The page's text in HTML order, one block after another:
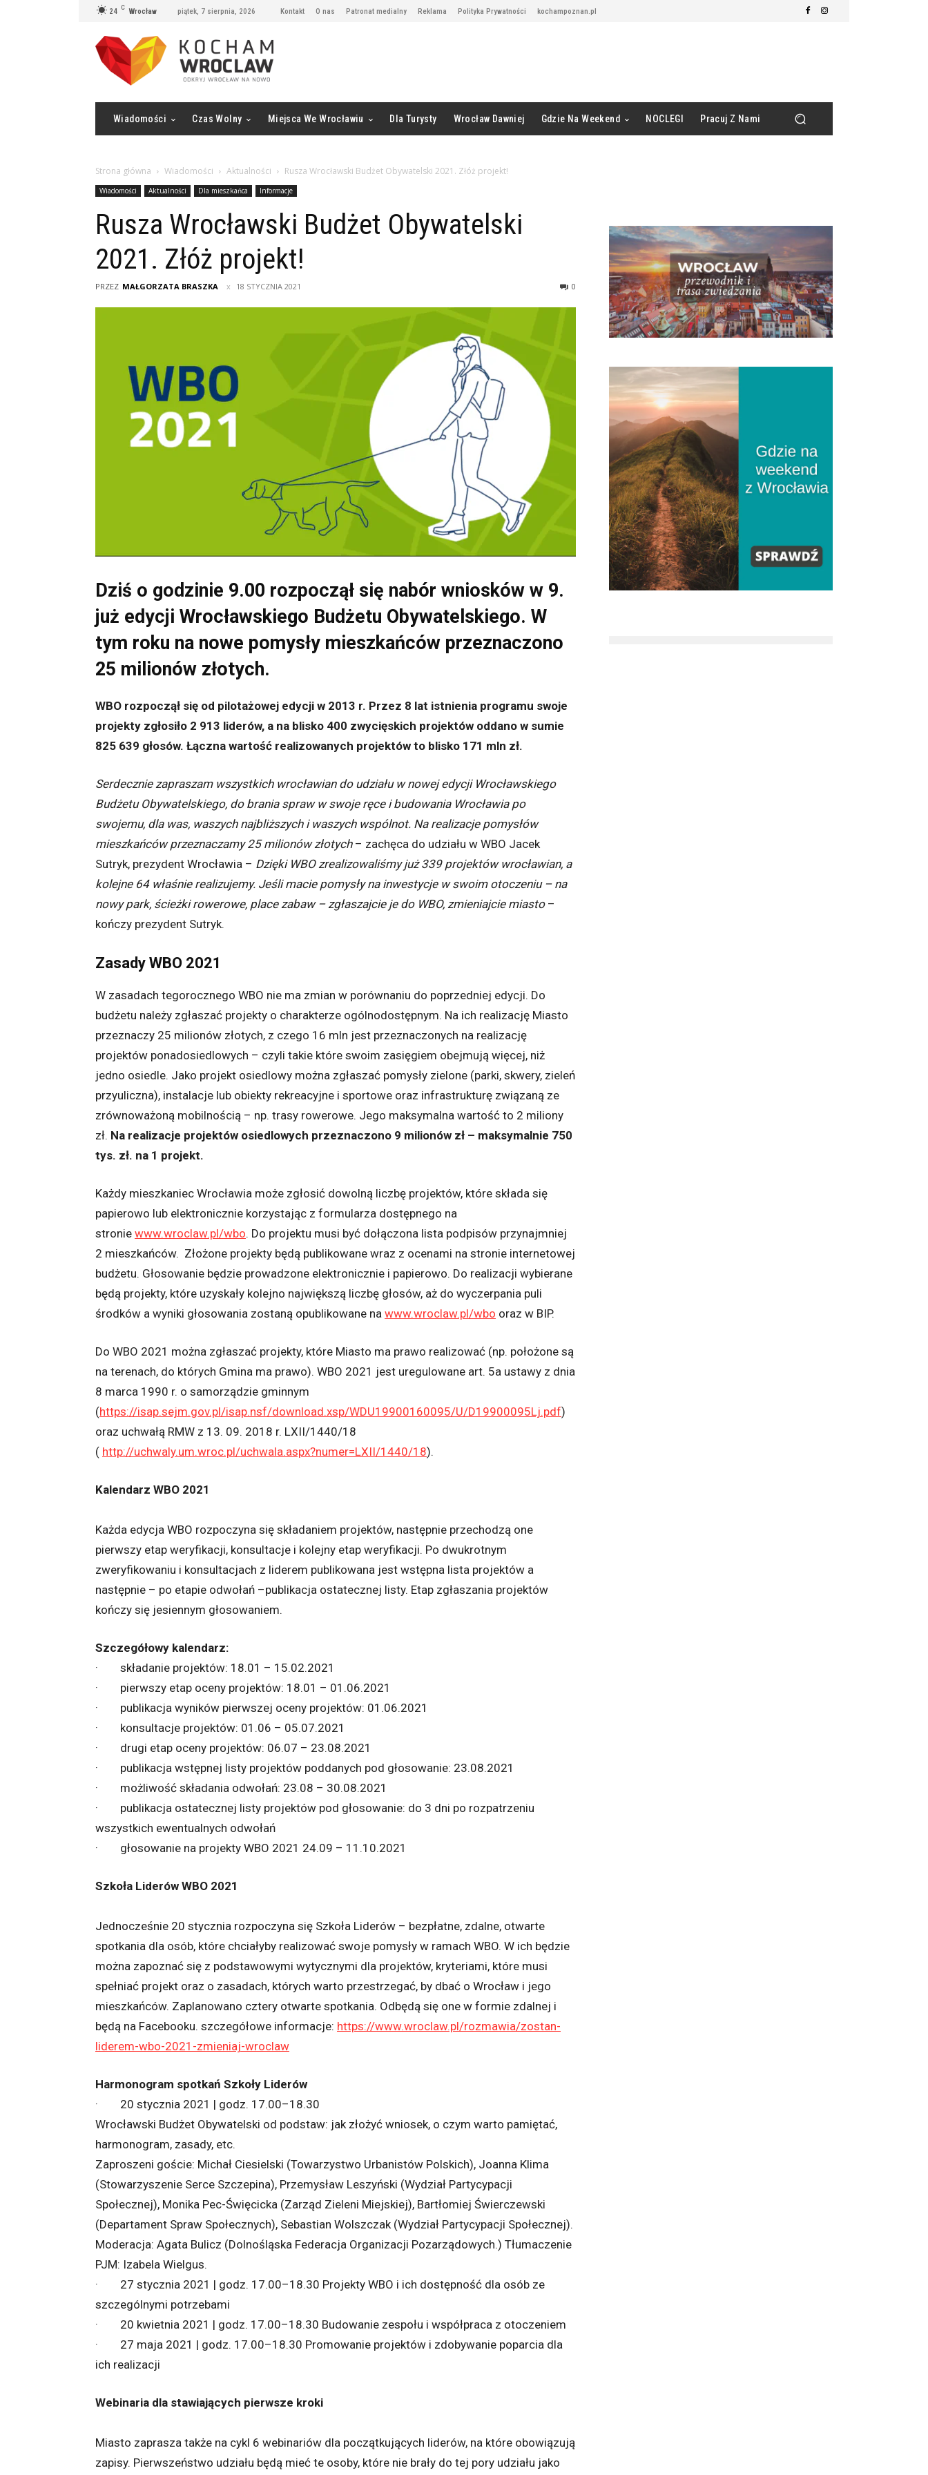
24 C Wrocław piątek, 7 sierpnia, 2026 Kontakt O nas Patronat medialny Reklama Polityka Prywatności kochampoznan.pl
Wiadomości Czas Wolny Miejsca We Wrocławiu Dla Turysty Wrocław Dawniej Gdzie Na Weekend NOCLEGI Pracuj Z Nami
Strona główna Wiadomości Aktualności Rusza Wrocławski Budżet Obywatelski 2021. Złóż projekt!
Wiadomości Aktualności Dla mieszkańca Informacje
Rusza Wrocławski Budżet Obywatelski
2021. Złóż projekt!
PRZEZ MAŁGORZATA BRASZKA 18 STYCZNIA 2021 0
Dziś o godzinie 9.00 rozpoczął się nabór wniosków w 9.
już edycji Wrocławskiego Budżetu Obywatelskiego. W
tym roku na nowe pomysły mieszkańców przeznaczono
25 milionów złotych.
WBO rozpoczął się od pilotażowej edycji w 2013 r. Przez 8 lat istnienia programu swoje
projekty zgłosiło 2 913 liderów, a na blisko 400 zwycięskich projektów oddano w sumie
825 639 głosów. Łączna wartość realizowanych projektów to blisko 171 mln zł.
Serdecznie zapraszam wszystkich wrocławian do udziału w nowej edycji Wrocławskiego
Budżetu Obywatelskiego, do brania spraw w swoje ręce i budowania Wrocławia po
swojemu, dla was, waszych najbliższych i waszych wspólnot. Na realizacje pomysłów
mieszkańców przeznaczamy 25 milionów złotych– zachęca do udziału w WBO Jacek
Sutryk, prezydent Wrocławia – Dzięki WBO zrealizowaliśmy już 339 projektów wrocławian, a
kolejne 64 właśnie realizujemy. Jeśli macie pomysły na inwestycje w swoim otoczeniu – na
nowy park, ścieżki rowerowe, place zabaw – zgłaszajcie je do WBO, zmieniajcie miasto–
kończy prezydent Sutryk.
Zasady WBO 2021
W zasadach tegorocznego WBO nie ma zmian w porównaniu do poprzedniej edycji. Do
budżetu należy zgłaszać projekty o charakterze ogólnodostępnym. Na ich realizację Miasto
przeznaczy 25 milionów złotych, z czego 16 mln jest przeznaczonych na realizację
projektów ponadosiedlowych – czyli takie które swoim zasięgiem obejmują więcej, niż
jedno osiedle. Jako projekt osiedlowy można zgłaszać pomysły zielone (parki, skwery, zieleń
przyuliczna), instalacje lub obiekty rekreacyjne i sportowe oraz infrastrukturę związaną ze
zrównoważoną mobilnością – np. trasy rowerowe. Jego maksymalna wartość to 2 miliony
zł. Na realizacje projektów osiedlowych przeznaczono 9 milionów zł – maksymalnie 750
tys. zł. na 1 projekt.
Każdy mieszkaniec Wrocławia może zgłosić dowolną liczbę projektów, które składa się
papierowo lub elektronicznie korzystając z formularza dostępnego na
stronie www.wroclaw.pl/wbo. Do projektu musi być dołączona lista podpisów przynajmniej
2 mieszkańców. Złożone projekty będą publikowane wraz z ocenami na stronie internetowej
budżetu. Głosowanie będzie prowadzone elektronicznie i papierowo. Do realizacji wybierane
będą projekty, które uzyskały kolejno największą liczbę głosów, aż do wyczerpania puli
środków a wyniki głosowania zostaną opublikowane na www.wroclaw.pl/wbo oraz w BIP.
Do WBO 2021 można zgłaszać projekty, które Miasto ma prawo realizować (np. położone są
na terenach, do których Gmina ma prawo). WBO 2021 jest uregulowane art. 5a ustawy z dnia
8 marca 1990 r. o samorządzie gminnym
(https://isap.sejm.gov.pl/isap.nsf/download.xsp/WDU19900160095/U/D19900095Lj.pdf)
oraz uchwałą RMW z 13. 09. 2018 r. LXII/1440/18
( http://uchwaly.um.wroc.pl/uchwala.aspx?numer=LXII/1440/18).
Kalendarz WBO 2021
Każda edycja WBO rozpoczyna się składaniem projektów, następnie przechodzą one
pierwszy etap weryfikacji, konsultacje i kolejny etap weryfikacji. Po dwukrotnym
zweryfikowaniu i konsultacjach z liderem publikowana jest wstępna lista projektów a
następnie – po etapie odwołań –publikacja ostatecznej listy. Etap zgłaszania projektów
kończy się jesiennym głosowaniem.
Szczegółowy kalendarz:
· składanie projektów: 18.01 – 15.02.2021
· pierwszy etap oceny projektów: 18.01 – 01.06.2021
· publikacja wyników pierwszej oceny projektów: 01.06.2021
· konsultacje projektów: 01.06 – 05.07.2021
· drugi etap oceny projektów: 06.07 – 23.08.2021
· publikacja wstępnej listy projektów poddanych pod głosowanie: 23.08.2021
· możliwość składania odwołań: 23.08 – 30.08.2021
· publikacja ostatecznej listy projektów pod głosowanie: do 3 dni po rozpatrzeniu
wszystkich ewentualnych odwołań
· głosowanie na projekty WBO 2021 24.09 – 11.10.2021
Szkoła Liderów WBO 2021
Jednocześnie 20 stycznia rozpoczyna się Szkoła Liderów – bezpłatne, zdalne, otwarte
spotkania dla osób, które chciałyby realizować swoje pomysły w ramach WBO. W ich będzie
można zapoznać się z podstawowymi wytycznymi dla projektów, kryteriami, które musi
spełniać projekt oraz o zasadach, których warto przestrzegać, by dbać o Wrocław i jego
mieszkańców. Zaplanowano cztery otwarte spotkania. Odbędą się one w formie zdalnej i
będą na Facebooku. szczegółowe informacje: https://www.wroclaw.pl/rozmawia/zostan-
liderem-wbo-2021-zmieniaj-wroclaw
Harmonogram spotkań Szkoły Liderów
· 20 stycznia 2021 | godz. 17.00–18.30
Wrocławski Budżet Obywatelski od podstaw: jak złożyć wniosek, o czym warto pamiętać,
harmonogram, zasady, etc.
Zaproszeni goście: Michał Ciesielski (Towarzystwo Urbanistów Polskich), Joanna Klima
(Stowarzyszenie Serce Szczepina), Przemysław Leszyński (Wydział Partycypacji
Społecznej), Monika Pec-Święcicka (Zarząd Zieleni Miejskiej), Bartłomiej Świerczewski
(Departament Spraw Społecznych), Sebastian Wolszczak (Wydział Partycypacji Społecznej).
Moderacja: Agata Bulicz (Dolnośląska Federacja Organizacji Pozarządowych.) Tłumaczenie
PJM: Izabela Wielgus.
· 27 stycznia 2021 | godz. 17.00–18.30 Projekty WBO i ich dostępność dla osób ze
szczególnymi potrzebami
· 20 kwietnia 2021 | godz. 17.00–18.30 Budowanie zespołu i współpraca z otoczeniem
· 27 maja 2021 | godz. 17.00–18.30 Promowanie projektów i zdobywanie poparcia dla
ich realizacji
Webinaria dla stawiających pierwsze kroki
Miasto zaprasza także na cykl 6 webinariów dla początkujących liderów, na które obowiązują
zapisy. Pierwszeństwo udziału będą mieć te osoby, które nie brały do tej pory udziału jako